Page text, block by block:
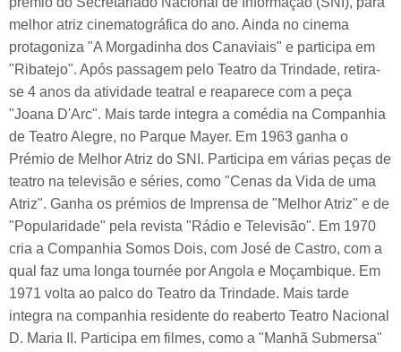
melhor atriz cinematográfica do ano. Ainda no cinema
protagoniza "A Morgadinha dos Canaviais" e participa em
"Ribatejo". Após passagem pelo Teatro da Trindade, retira-
se 4 anos da atividade teatral e reaparece com a peça
"Joana D'Arc". Mais tarde integra a comédia na Companhia
de Teatro Alegre, no Parque Mayer. Em 1963 ganha o
Prémio de Melhor Atriz do SNI. Participa em várias peças de
teatro na televisão e séries, como "Cenas da Vida de uma
Atriz". Ganha os prémios de Imprensa de "Melhor Atriz" e de
"Popularidade" pela revista "Rádio e Televisão". Em 1970
cria a Companhia Somos Dois, com José de Castro, com a
qual faz uma longa tournée por Angola e Moçambique. Em
1971 volta ao palco do Teatro da Trindade. Mais tarde
integra na companhia residente do reaberto Teatro Nacional
D. Maria II. Participa em filmes, como a "Manhã Submersa"